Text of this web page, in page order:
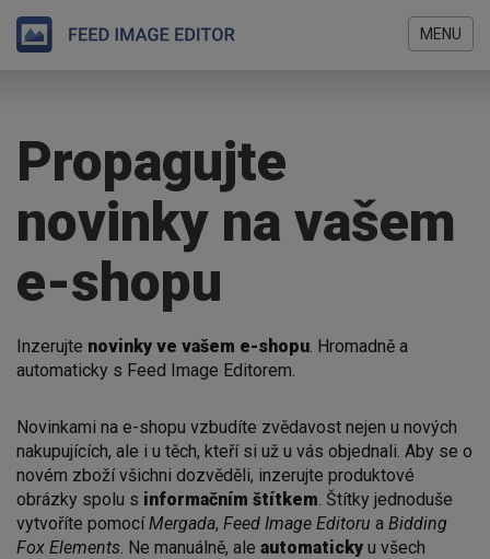
obsahu
MENU
Propagujte
novinky na vašem
e-shopu
Inzerujte novinky ve vašem e-shopu. Hromadně a
automaticky s Feed Image Editorem.
Novinkami na e-shopu vzbudíte zvědavost nejen u nových
nakupujících, ale i u těch, kteří si už u vás objednali. Aby se o
novém zboží všichni dozvěděli, inzerujte produktové
obrázky spolu s informačním štítkem. Štítky jednoduše
vytvoříte pomocíMergada, Feed Image Editoru a Bidding
Fox Elements. Ne manuálně, ale automaticky u všech